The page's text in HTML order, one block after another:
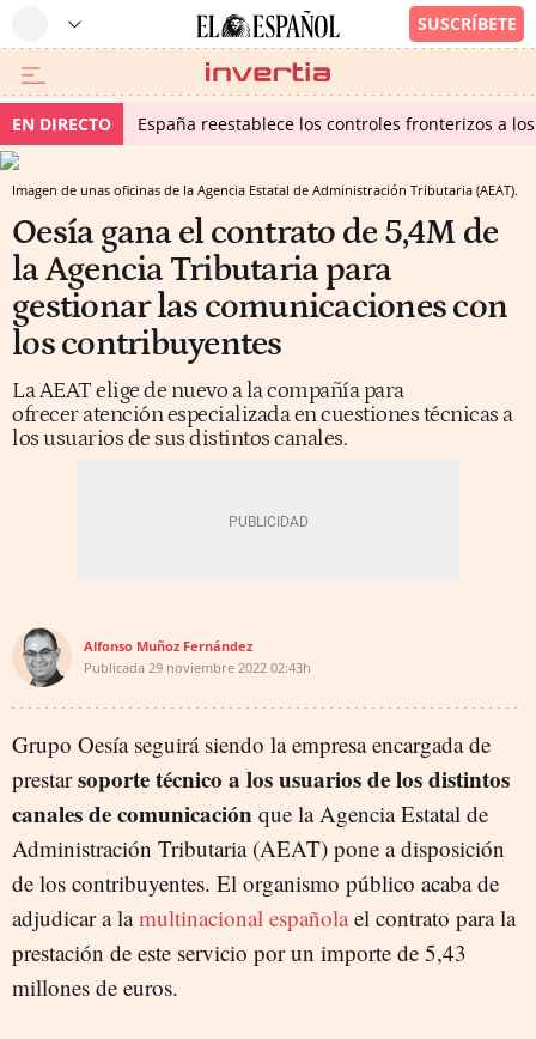
EN DIRECTO España reestablece los controles fronterizos a
Imagen de unas oficinas de la Agencia Estatal de Administración Tributaria (AEAT).
Oesía gana el contrato de 5,4M de
la Agencia Tributaria para
gestionar las comunicaciones con
los contribuyentes
La AEAT elige de nuevo a la compañía para
ofrecer atención especializada en cuestiones técnicas a
los usuarios de sus distintos canales.
Alfonso Muñoz Fernández
Publicada 29 noviembre 2022 02:43h
Grupo Oesía seguirá siendo la empresa encargada de
prestarsoporte técnico a los usuarios de los distintos
canales de comunicación que la Agencia Estatal de
Administración Tributaria (AEAT) pone a disposición
de los contribuyentes. El organismo público acaba de
adjudicar a lamultinacional españolael contrato para la
prestación de este servicio por un importe de 5,43
millones de euros.